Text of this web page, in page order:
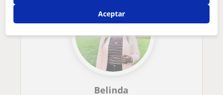
Belinda
Aceptar